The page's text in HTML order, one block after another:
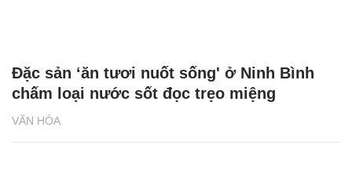
VĂN HÓA
Đặc sản ‘ăn tươi nuốt sống' ở Ninh Bình
chấm loại nước sốt đọc trẹo miệng